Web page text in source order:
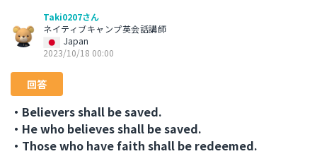
Taki0207さん
ネイティブキャンプ英会話講師
Japan
2023/10/18 00:00
回答
・Believers shall be saved.
・He who believes shall be saved.
・Those who have faith shall be redeemed.